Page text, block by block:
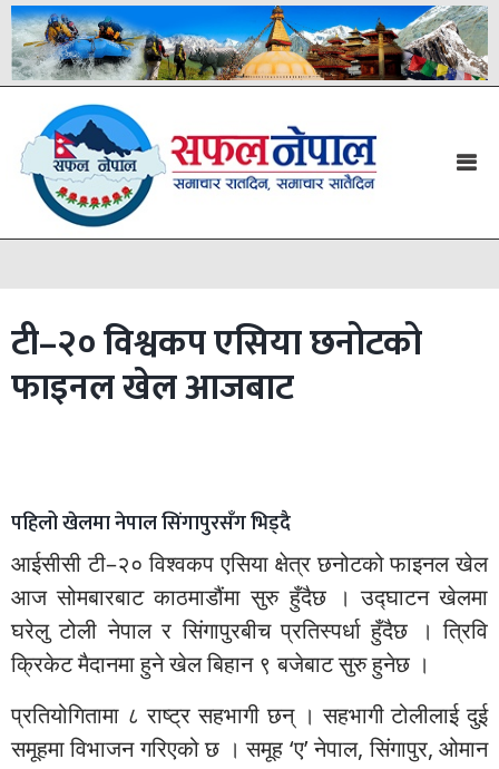
टी–२० विश्वकप एसिया छनोटको
फाइनल खेल आजबाट
पहिलो खेलमा नेपाल सिंगापुरसँग भिड्दै
आईसीसी टी–२० विश्वकप एसिया क्षेत्र छनोटको फाइनल खेल
आज सोमबारबाट काठमाडौंमा सुरु हुँदैछ । उद्घाटन खेलमा
घरेलु टोली नेपाल र सिंगापुरबीच प्रतिस्पर्धा हुँदैछ । त्रिवि
क्रिकेट मैदानमा हुने खेल बिहान ९ बजेबाट सुरु हुनेछ ।
प्रतियोगितामा ८ राष्ट्र सहभागी छन् । सहभागी टोलीलाई दुई
समूहमा विभाजन गरिएको छ । समूह ‘ए’ नेपाल, सिंगापुर, ओमान